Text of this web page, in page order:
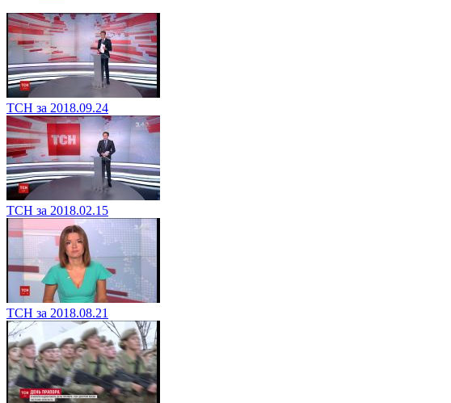
ТСН за 2018.09.24
ТСН за 2018.02.15
ТСН за 2018.08.21